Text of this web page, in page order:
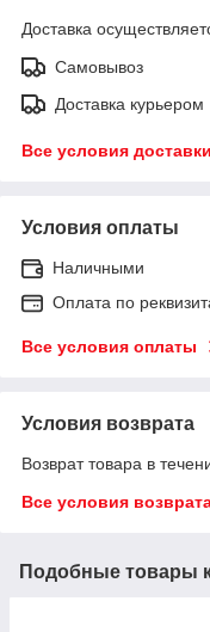
Доставка
Самовывоз
Доставка курьером
Все условия доставки
Условия оплаты
Наличными
Оплата по
Все условия оплаты
Условия возврата
Возврат товара в
Все условия
Подобные товары